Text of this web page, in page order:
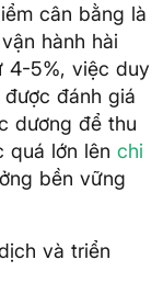
cân bằng là
hành hài
4-5%, việc duy
đánh giá
dương để thu
quá lớn lên chi
bền vững
và triển